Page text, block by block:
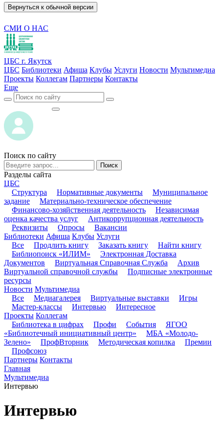
Вернуться к обычной версии
СМИ О НАС
ЦБС г. Якутск
ЦБС Библиотеки Афиша Клубы Услуги Новости Мультимедиа
Проекты Коллегам Партнеры Контакты
Еще
Поиск по сайту
Поиск
Разделы сайта
ЦБС
Структура
Нормативные документы
Муниципальное
задание
Материально-техническое обеспечение
Финансово-хозяйственная деятельность
Независимая
оценка качества услуг
Антикоррупционная деятельность
Реквизиты
Опросы
Вакансии
Библиотеки Афиша Клубы Услуги
Все
Продлить книгу Заказать книгу
Найти книгу
Библиопоиск «ИЛИМ»
Электронная Доставка
Документов
Виртуальная Справочная Служба
Архив
Виртуальной справочной службы
Подписные электронные
ресурсы
Новости Мультимедиа
Все
Медиагалерея Виртуальные выставки
Игры
Мастер-классы
Интервью
Интересное
Проекты Коллегам
Библиотека в цифрах
Профи События
ЯГОО
«Библиотечный инициативный центр»
МБА «Молодо-
Зелено»
ПрофВторник Методическая копилка
Премии
Профсоюз
Партнеры Контакты
Главная
Мультимедиа
Интервью
Интервью